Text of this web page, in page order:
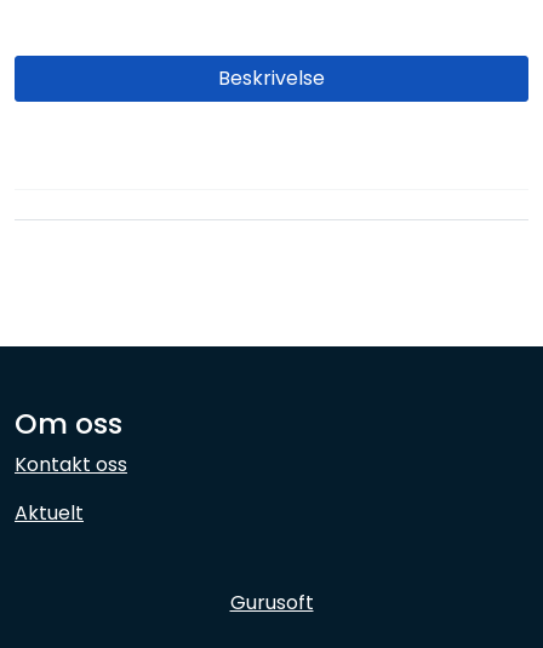
Beskrivelse
Om oss
Kontakt oss
Aktuelt
Gurusoft
Skjermer